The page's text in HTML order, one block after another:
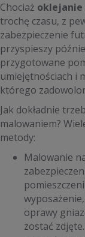
Chociaż oklejanie
trochę czasu, z
zabezpieczenie
przyspieszy
przygotowane
umiejętnościach i
którego
Jak dokładnie
malowaniem?
metody:
Malowanie
oprawy
zostać